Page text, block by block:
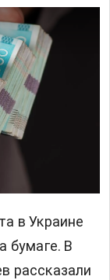
в Украине
бумаге. В
рассказали